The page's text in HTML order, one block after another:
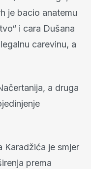
je bacio anatemu
i cara Dušana
carevinu, a
a druga
Karadžića je smjer
prema